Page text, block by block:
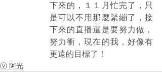
下來的，１１月忙完了，只
是可以不用那麼緊繃了，接
下來的直播還是要努力做，
努力衝，現在的我，好像有
更遠的目標了！
ⓥ 阿光